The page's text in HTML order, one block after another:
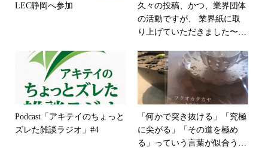
LEC静岡へ参加
久々の投稿、かつ、業界団体
の活動ですが、 業界紙に取
り上げていただきました〜！
て、会員一同、感無量
さ
あ、同じエッセンシャルワー
カーとして我々もがんばるぞ
ー！
Podcast「アキテイのちょっと
ズレた雑談ラジオ」#4
「何かで突き抜ける」「究極
に尖がる」「その道を極め
る」っていう言葉が似合う学